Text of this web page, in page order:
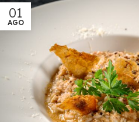
01
AGO